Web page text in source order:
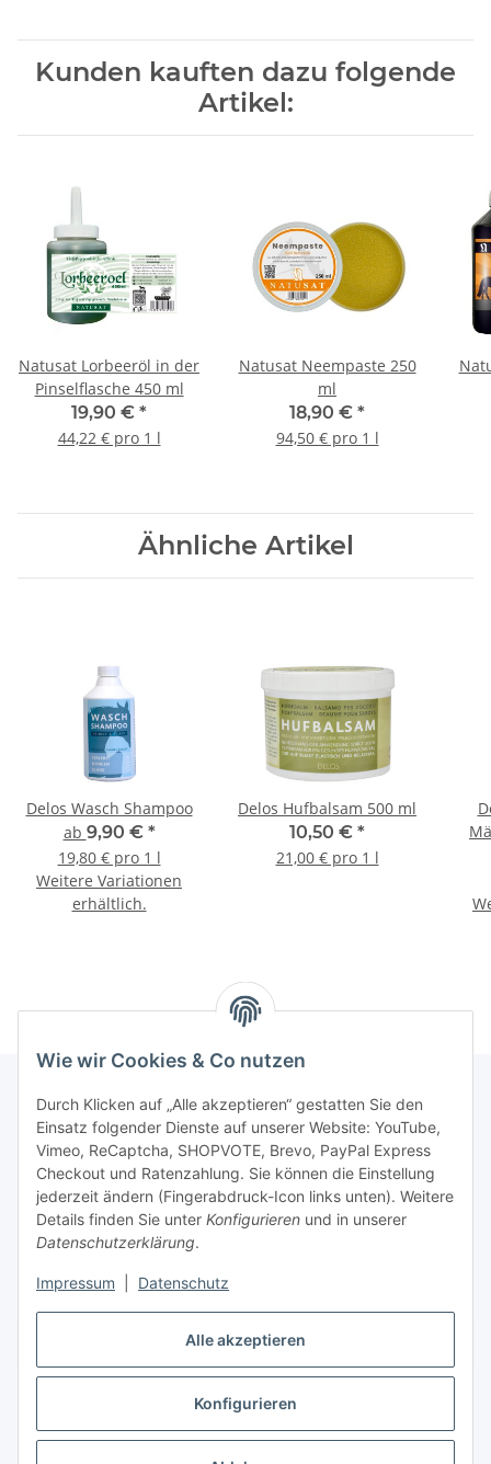
Alle akzeptieren
Konfigurieren
Wie wir Cookies & Co nutzen
Durch Klicken auf „Alle akzeptieren“ gestatten Sie den
Einsatz folgender Dienste auf unserer Website: YouTube,
Vimeo, ReCaptcha, SHOPVOTE, Brevo, PayPal Express
Checkout und Ratenzahlung. Sie können die Einstellung
jederzeit ändern (Fingerabdruck-Icon links unten). Weitere
Details finden Sie unter Konfigurieren und in unserer
Datenschutzerklärung.
Impressum Datenschutz
Kunden kauften dazu folgende
Artikel:
Natusat Lorbeeröl in der
Pinselflasche 450 ml
19,90 € *
44,22 € pro 1 l
Natusat Neempaste 250
ml
18,90 € *
94,50 € pro 1 l
Ähnliche Artikel
Delos Wasch Shampoo
ab 9,90 € *
19,80 € pro 1 l
Weitere Variationen
erhältlich.
Delos Hufbalsam 500 ml
10,50 € *
21,00 € pro 1 l
Informationen
Gesetzliche Informationen
Bestellvorgang
Vertrag widerrufen